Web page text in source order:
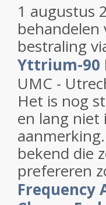
1 augustus
bestraling
Yttrium-90
UMC -
Het is nog
en lang niet
bekend die
prefereren
Frequency